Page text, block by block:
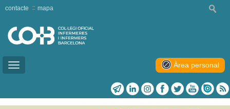
Toggle
contacte mapa
Àrea personal